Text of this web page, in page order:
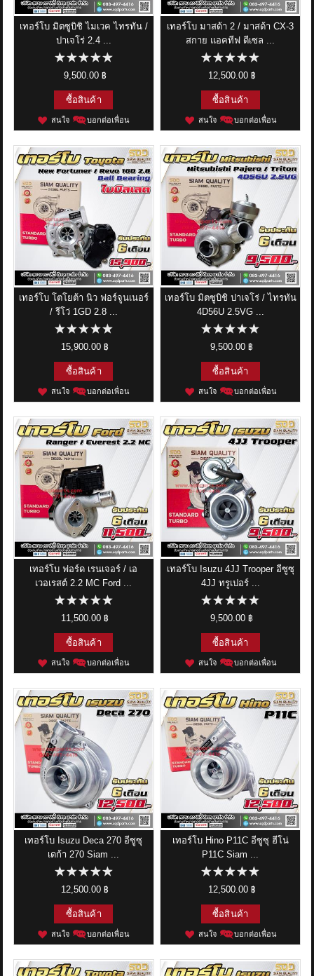
เทอร์โบ มิตซูบิชิ ไมเวค ไทรทัน /
ปาเจโร่ 2.4 ...
9,500.00 ฿
ซื้อสินค้า
สนใจ บอกต่อเพื่อน
เทอร์โบ มาสด้า 2 / มาสด้า CX-3
สกาย แอคทีฟ ดีเซล ...
12,500.00 ฿
ซื้อสินค้า
สนใจ บอกต่อเพื่อน
เทอร์โบ โตโยต้า นิว ฟอร์จูนเนอร์
/ รีโว่ 1GD 2.8 ...
15,900.00 ฿
ซื้อสินค้า
สนใจ บอกต่อเพื่อน
เทอร์โบ มิตซูบิชิ ปาเจโร่ / ไทรทัน
4D56U 2.5VG ...
9,500.00 ฿
ซื้อสินค้า
สนใจ บอกต่อเพื่อน
เทอร์โบ ฟอร์ด เรนเจอร์ / เอ
เวอเรสต์ 2.2 MC Ford ...
11,500.00 ฿
ซื้อสินค้า
สนใจ บอกต่อเพื่อน
เทอร์โบ Isuzu 4JJ Trooper อีซูซุ
4JJ ทรูเปอร์ ...
9,500.00 ฿
ซื้อสินค้า
สนใจ บอกต่อเพื่อน
เทอร์โบ Isuzu Deca 270 อีซูซุ
เดก้า 270 Siam ...
12,500.00 ฿
ซื้อสินค้า
สนใจ บอกต่อเพื่อน
เทอร์โบ Hino P11C อีซูซุ ฮีโน่
P11C Siam ...
12,500.00 ฿
ซื้อสินค้า
สนใจ บอกต่อเพื่อน